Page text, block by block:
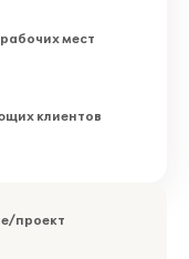
мест
клиентов
проект